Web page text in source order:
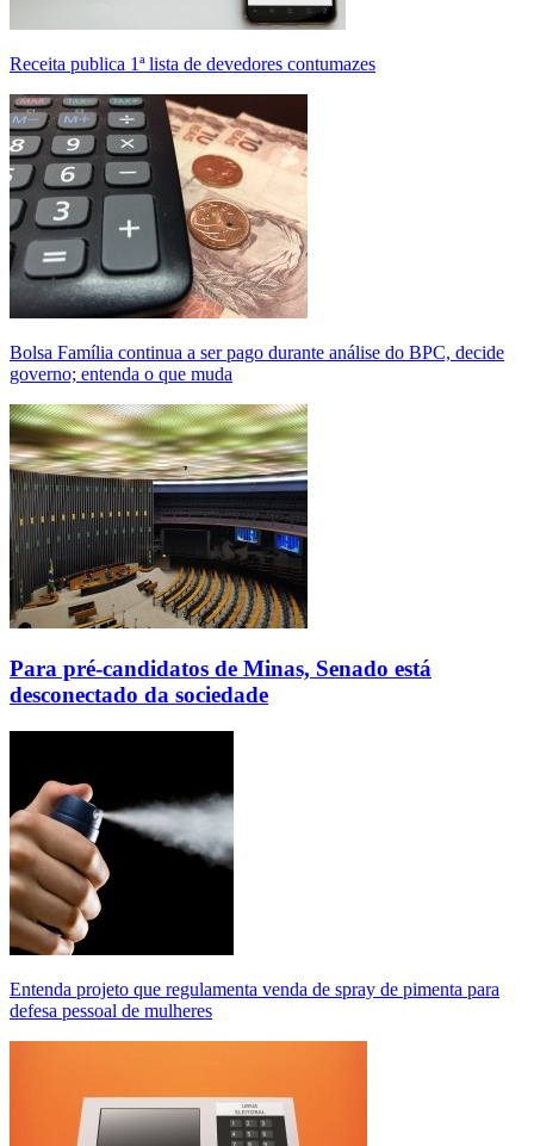
Receita publica 1ª lista de devedores contumazes
Bolsa Família continua a ser pago durante análise do BPC, decide
governo; entenda o que muda
Para pré-candidatos de Minas, Senado está
desconectado da sociedade
Entenda projeto que regulamenta venda de spray de pimenta para
defesa pessoal de mulheres